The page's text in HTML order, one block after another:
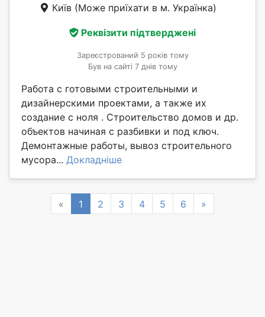
Київ (Може приїхати в м. Українка)
Реквізити підтверджені
Зареєстрований 5 років тому
Був на сайті 7 днів тому
Работа с готовыми строительными и
дизайнерскими проектами, а также их
создание с ноля . Строительство домов и др.
объектов начиная с разбивки и под ключ.
Демонтажные работы, вывоз строительного
мусора... Докладніше
« Previous
1 2 3 4 5 6 »